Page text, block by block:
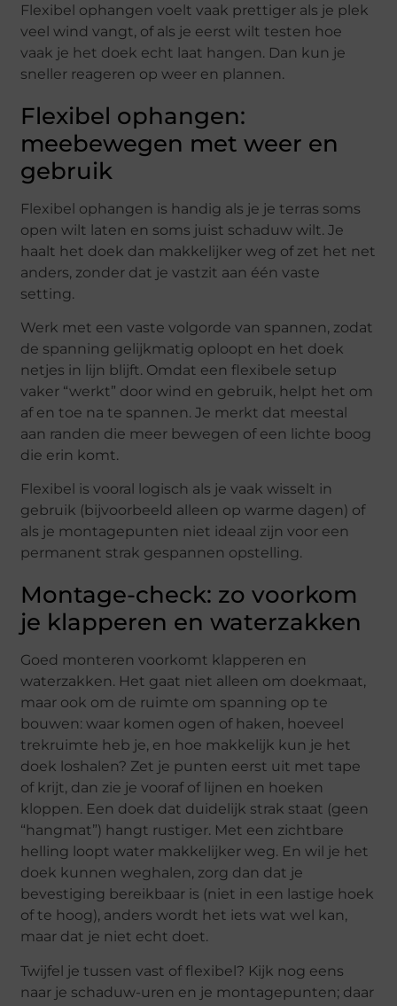
Flexibel ophangen voelt vaak prettiger als je plek
veel wind vangt, of als je eerst wilt testen hoe
vaak je het doek echt laat hangen. Dan kun je
sneller reageren op weer en plannen.
Flexibel ophangen:
meebewegen met weer en
gebruik
Flexibel ophangen is handig als je je terras soms
open wilt laten en soms juist schaduw wilt. Je
haalt het doek dan makkelijker weg of zet het net
anders, zonder dat je vastzit aan één vaste
setting.
Werk met een vaste volgorde van spannen, zodat
de spanning gelijkmatig oploopt en het doek
netjes in lijn blijft. Omdat een flexibele setup
vaker “werkt” door wind en gebruik, helpt het om
af en toe na te spannen. Je merkt dat meestal
aan randen die meer bewegen of een lichte boog
die erin komt.
Flexibel is vooral logisch als je vaak wisselt in
gebruik (bijvoorbeeld alleen op warme dagen) of
als je montagepunten niet ideaal zijn voor een
permanent strak gespannen opstelling.
Montage-check: zo voorkom
je klapperen en waterzakken
Goed monteren voorkomt klapperen en
waterzakken. Het gaat niet alleen om doekmaat,
maar ook om de ruimte om spanning op te
bouwen: waar komen ogen of haken, hoeveel
trekruimte heb je, en hoe makkelijk kun je het
doek loshalen? Zet je punten eerst uit met tape
of krijt, dan zie je vooraf of lijnen en hoeken
kloppen. Een doek dat duidelijk strak staat (geen
“hangmat”) hangt rustiger. Met een zichtbare
helling loopt water makkelijker weg. En wil je het
doek kunnen weghalen, zorg dan dat je
bevestiging bereikbaar is (niet in een lastige hoek
of te hoog), anders wordt het iets wat wel kan,
maar dat je niet echt doet.
Twijfel je tussen vast of flexibel? Kijk nog eens
naar je schaduw-uren en je montagepunten; daar